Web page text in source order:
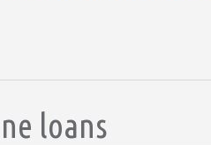
loans